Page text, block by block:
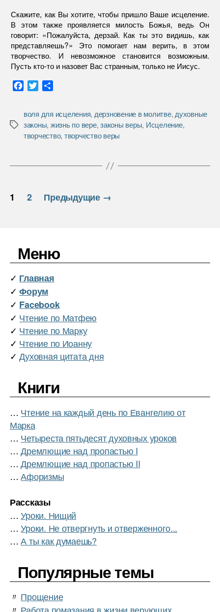
Скажите, как Вы хотите, чтобы пришло Ваше исцеление.
В этом также проявляется милость Божья, ведь Он
говорит: «Пожалуйста, дерзай. Как ты это видишь, как
представляешь?» Это помогает нам верить, в этом
творчество. И невозможное становится возможным.
Пусть кто-то и назовет Вас странным, только не Иисус.
e
b
o
t
t
e
р
а
в
Метки
воля для исцеления, дерзновение в молитве,духовные
законы, жизнь по вере,законы веры, Исцеление,
творчество, творчество веры
Пагинация
1 2 Предыдущие →
Меню
✓ Главная
✓Форум
✓ Facebook
✓ Чтение по Матфею
✓ Чтение по Марку
✓ Чтение по Иоанну
✓Духовная цитата дня
Книги
… Чтение на каждый день по Евангелию от
Марка
… Четыреста пятьдесят духовных уроков
…Дремлющие над пропастью I
…Дремлющие над пропастью II
…Афоризмы
Рассказы
…Уроки. Нищий
…Уроки. Не отвергнуть и отверженного...
…А ты как думаешь?
Популярные темы
〃 Прощение